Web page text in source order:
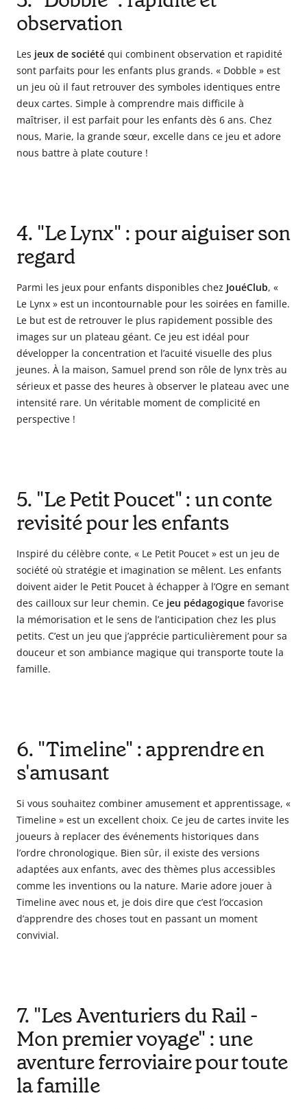
observation
Les jeux de société qui combinent observation et rapidité
sont parfaits pour les enfants plus grands. « Dobble » est
un jeu où il faut retrouver des symboles identiques entre
deux cartes. Simple à comprendre mais difficile à
maîtriser, il est parfait pour les enfants dès 6 ans. Chez
nous, Marie, la grande sœur, excelle dans ce jeu et adore
nous battre à plate couture !
4. "Le Lynx" : pour aiguiser son
regard
Parmi les jeux pour enfants disponibles chez JouéClub, «
Le Lynx » est un incontournable pour les soirées en famille.
Le but est de retrouver le plus rapidement possible des
images sur un plateau géant. Ce jeu est idéal pour
développer la concentration et l’acuité visuelle des plus
jeunes. À la maison, Samuel prend son rôle de lynx très au
sérieux et passe des heures à observer le plateau avec une
intensité rare. Un véritable moment de complicité en
perspective !
5. "Le Petit Poucet" : un conte
revisité pour les enfants
Inspiré du célèbre conte, « Le Petit Poucet » est un jeu de
société où stratégie et imagination se mêlent. Les enfants
doivent aider le Petit Poucet à échapper à l’Ogre en semant
des cailloux sur leur chemin. Ce jeu pédagogique favorise
la mémorisation et le sens de l’anticipation chez les plus
petits. C’est un jeu que j’apprécie particulièrement pour sa
douceur et son ambiance magique qui transporte toute la
famille.
6. "Timeline" : apprendre en
s'amusant
Si vous souhaitez combiner amusement et apprentissage, «
Timeline » est un excellent choix. Ce jeu de cartes invite les
joueurs à replacer des événements historiques dans
l’ordre chronologique. Bien sûr, il existe des versions
adaptées aux enfants, avec des thèmes plus accessibles
comme les inventions ou la nature. Marie adore jouer à
Timeline avec nous et, je dois dire que c’est l’occasion
d’apprendre des choses tout en passant un moment
convivial.
7. "Les Aventuriers du Rail -
Mon premier voyage" : une
aventure ferroviaire pour toute
la famille